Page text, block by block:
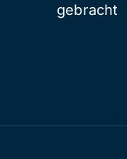
gebracht